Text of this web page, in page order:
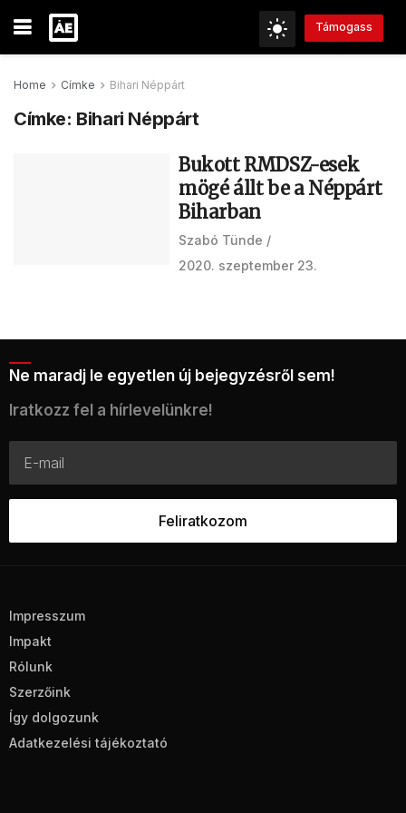
Támogass
Home Címke Bihari Néppárt
Címke: Bihari Néppárt
Bukott RMDSZ-esek
mögé állt be a Néppárt
Biharban
Szabó Tünde
2020. szeptember 23.
Ne maradj le egyetlen új bejegyzésről sem!
Iratkozz fel a hírlevelünkre!
Impresszum
Impakt
Rólunk
Szerzőink
Így dolgozunk
Adatkezelési tájékoztató